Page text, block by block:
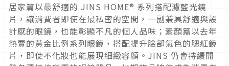
居家篇以最舒適的 JINS HOME® 系列搭配濾藍光鏡
片，讓消費者即使在最私密的空間，一副兼具舒適與設
計感的眼鏡，也能彰顯不凡的個人品味；素顏篇以去年
熱賣的黃金比例系列眼鏡，搭配提升臉部氣色的腮紅鏡
片，即使不化妝也能展現細緻容顏。JINS 仍會持續開